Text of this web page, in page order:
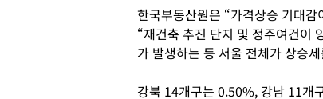
한국부동산원은 “가격상승 기대
“재건축 추진 단지 및 정주여건이
가 발생하는 등 서울 전체가 상승
강북 14개구는 0.50%, 강남 11개